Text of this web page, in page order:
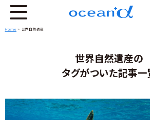
Home > 世界自然遺産
世界自然遺産の
タグがついた記事一